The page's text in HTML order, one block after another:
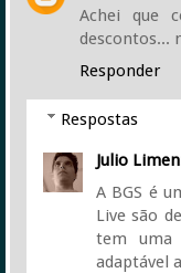
Achei que
descontos...
Responder
Respostas
Julio
A BGS é
Live são
tem uma
adaptável